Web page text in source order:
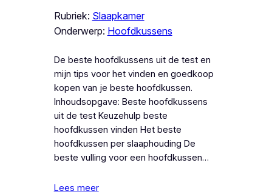
Rubriek: Slaapkamer
Onderwerp: Hoofdkussens
De beste hoofdkussens uit de test en
mijn tips voor het vinden en goedkoop
kopen van je beste hoofdkussen.
Inhoudsopgave: Beste hoofdkussens
uit de test Keuzehulp beste
hoofdkussen vinden Het beste
hoofdkussen per slaaphouding De
beste vulling voor een hoofdkussen…
Lees meer